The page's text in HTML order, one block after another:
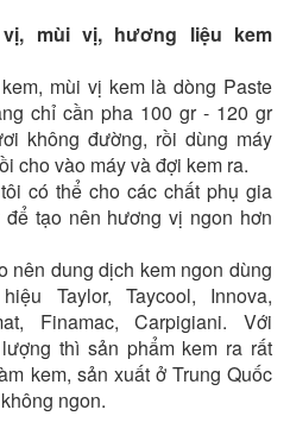
mùi vị, hương liệu kem
mùi vị kem là dòng Paste
chỉ cần pha 100 gr - 120 gr
không đường, rồi dùng máy
cho vào máy và đợi kem ra.
có thể cho các chất phụ gia
tạo nên hương vị ngon hơn
nên dung dịch kem ngon dùng
Taylor, Taycool, Innova,
Finamac, Carpigiani. Với
thì sản phẩm kem ra rất
kem, sản xuất ở Trung Quốc
ngon.